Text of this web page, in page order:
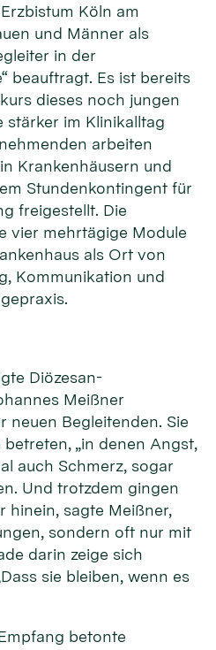
Köln am
und Männer als
in der
beauftragt. Es ist bereits
dieses noch jungen
stärker im Klinikalltag
arbeiten
Krankenhäusern und
Stundenkontingent für
freigestellt. Die
vier mehrtägige Module
als Ort von
Kommunikation und
Diözesan-
Meißner
neuen Begleitenden. Sie
„in denen Angst,
auch Schmerz, sogar
Und trotzdem gingen
hinein, sagte Meißner,
sondern oft nur mit
darin zeige sich
sie bleiben, wenn es
betonte